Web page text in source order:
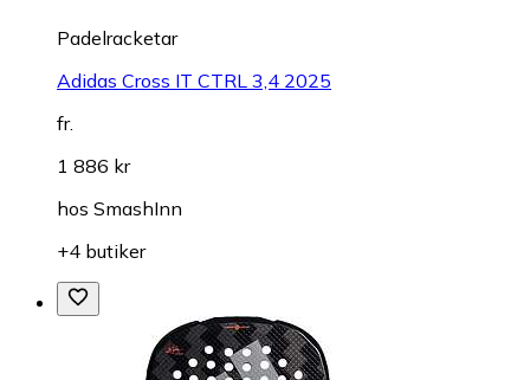
Padelracketar
Adidas Cross IT CTRL 3,4 2025
fr.
1 886 kr
hos SmashInn
+4 butiker